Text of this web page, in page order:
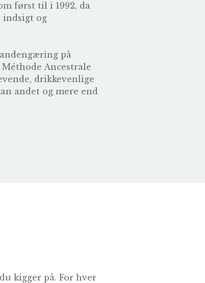
først til i 1992, da
indsigt og
på
Ancestrale
drikkevenlige
andet og mere end
kigger på. For hver